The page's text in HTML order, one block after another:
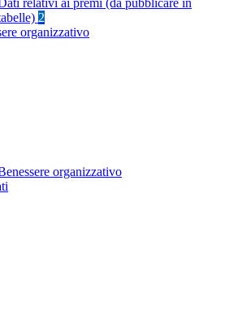
Dati relativi ai premi (da pubblicare in
2
organizzativo
organizzativo